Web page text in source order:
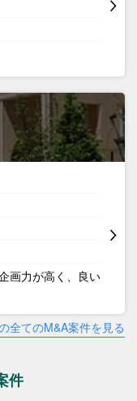
画力が高く、良い
全てのM&A案件を見る
件